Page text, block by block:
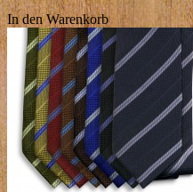
In den Warenkorb